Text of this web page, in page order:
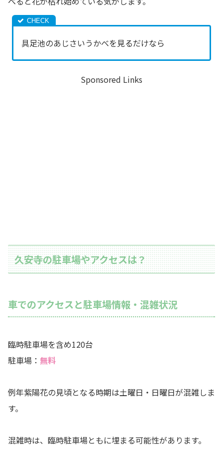
具足池のあじさいうかべを見るだけなら
Sponsored Links
久安寺の駐車場やアクセスは？
車でのアクセスと駐車場情報・混雑状況
臨時駐車場を含め120台
駐車場： 無料
例年紫陽花の見頃となる時期は土曜日・日曜日が混雑しま
す。
混雑時は、臨時駐車場ともに埋まる可能性があります。